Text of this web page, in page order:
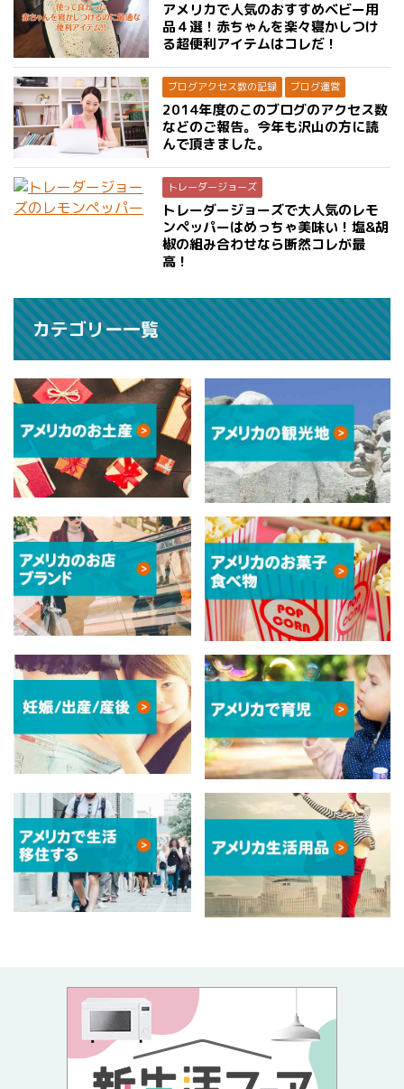
アメリカで人気のおすすめベビー用
品４選！赤ちゃんを楽々寝かしつけ
る超便利アイテムはコレだ！
ブログアクセス数の記録 ブログ運営
2014年度のこのブログのアクセス数
などのご報告。今年も沢山の方に読
んで頂きました。
トレーダージョーズ
トレーダージョーズで大人気のレモ
ンペッパーはめっちゃ美味い！塩&胡
椒の組み合わせなら断然コレが最
高！
カテゴリー一覧